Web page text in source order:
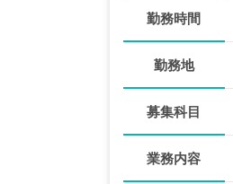
勤務時間
勤務地
募集科目
業務内容